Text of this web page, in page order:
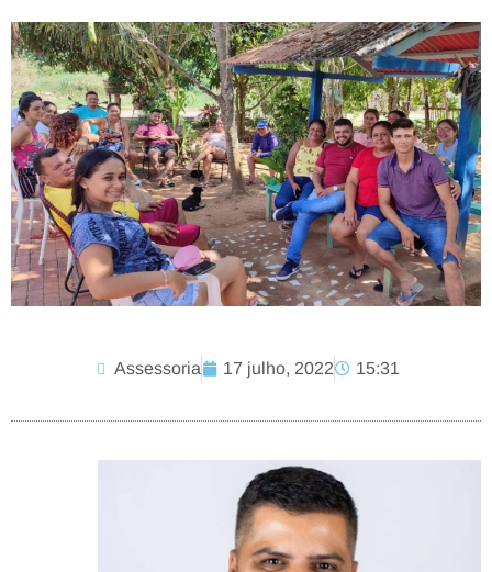
Assessoria 17 julho, 2022 15:31